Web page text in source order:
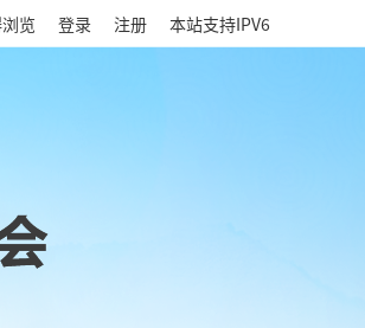
览 登录 注册 本站支持IPV6